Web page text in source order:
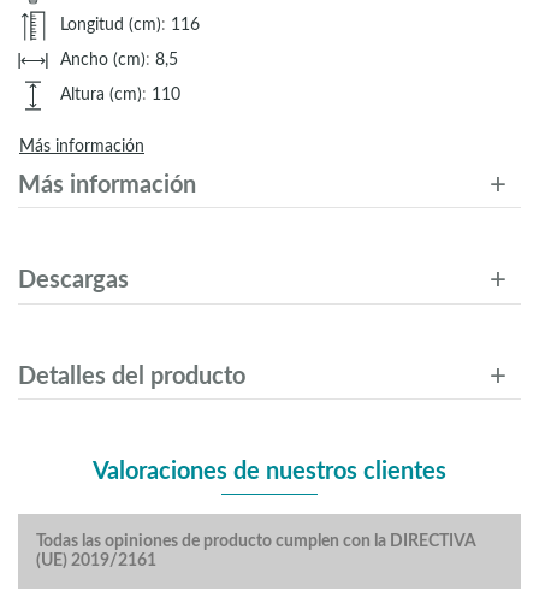
Longitud (cm): 116
Ancho (cm): 8,5
Altura (cm): 110
Más información
Más información
Descargas
Detalles del producto
Valoraciones de nuestros clientes
Todas las opiniones de producto cumplen con la DIRECTIVA
(UE) 2019/2161